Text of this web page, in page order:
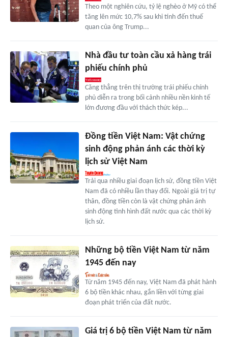
Theo một nghiên cứu, tỷ lệ nghèo ở Mỹ có thể
tăng lên mức 10,7% sau khi tính đến thuế
quan của ông Trump...
Nhà đầu tư toàn cầu xả hàng trái
phiếu chính phủ
Căng thẳng trên thị trường trái phiếu chính
phủ diễn ra trong bối cảnh nhiều nền kinh tế
lớn đương đầu với thách thức kép...
Đồng tiền Việt Nam: Vật chứng
sinh động phản ánh các thời kỳ
lịch sử Việt Nam
Trải qua nhiều giai đoạn lịch sử, đồng tiền Việt
Nam đã có nhiều lần thay đổi. Ngoài giá trị tự
thân, đồng tiền còn là vật chứng phản ánh
sinh động tình hình đất nước qua các thời kỳ
lịch sử.
Những bộ tiền Việt Nam từ năm
1945 đến nay
Từ năm 1945 đến nay, Việt Nam đã phát hành
6 bộ tiền khác nhau, gắn liền với từng giai
đoạn phát triển của đất nước.
Giá trị 6 bộ tiền Việt Nam từ năm